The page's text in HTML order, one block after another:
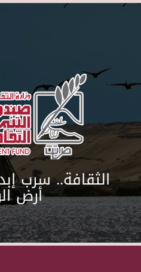
الثقافة.. سرب
أرض